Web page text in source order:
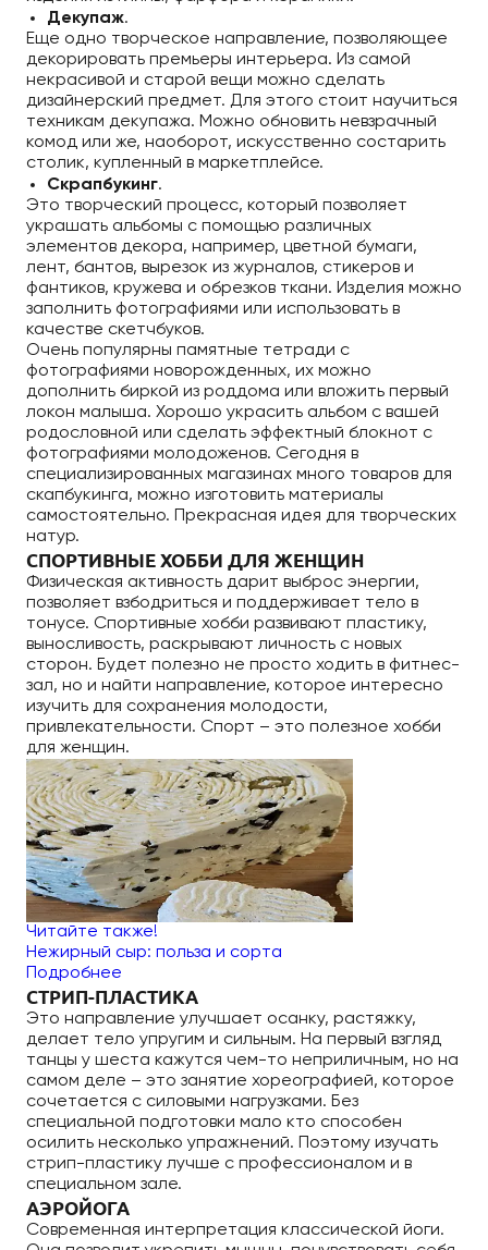
Декупаж.
Еще одно творческое направление, позволяющее
декорировать премьеры интерьера. Из самой
некрасивой и старой вещи можно сделать
дизайнерский предмет. Для этого стоит научиться
техникам декупажа. Можно обновить невзрачный
комод или же, наоборот, искусственно состарить
столик, купленный в маркетплейсе.
Скрапбукинг.
Это творческий процесс, который позволяет
украшать альбомы с помощью различных
элементов декора, например, цветной бумаги,
лент, бантов, вырезок из журналов, стикеров и
фантиков, кружева и обрезков ткани. Изделия можно
заполнить фотографиями или использовать в
качестве скетчбуков.
Очень популярны памятные тетради с
фотографиями новорожденных, их можно
дополнить биркой из роддома или вложить первый
локон малыша. Хорошо украсить альбом с вашей
родословной или сделать эффектный блокнот с
фотографиями молодоженов. Сегодня в
специализированных магазинах много товаров для
скапбукинга, можно изготовить материалы
самостоятельно. Прекрасная идея для творческих
натур.
СПОРТИВНЫЕ ХОББИ ДЛЯ ЖЕНЩИН
Физическая активность дарит выброс энергии,
позволяет взбодриться и поддерживает тело в
тонусе. Спортивные хобби развивают пластику,
выносливость, раскрывают личность с новых
сторон. Будет полезно не просто ходить в фитнес-
зал, но и найти направление, которое интересно
изучить для сохранения молодости,
привлекательности. Спорт – это полезное хобби
для женщин.
Читайте также!
Нежирный сыр: польза и сорта
Подробнее
СТРИП-ПЛАСТИКА
Это направление улучшает осанку, растяжку,
делает тело упругим и сильным. На первый взгляд
танцы у шеста кажутся чем-то неприличным, но на
самом деле – это занятие хореографией, которое
сочетается с силовыми нагрузками. Без
специальной подготовки мало кто способен
осилить несколько упражнений. Поэтому изучать
стрип-пластику лучше с профессионалом и в
специальном зале.
АЭРОЙОГА
Современная интерпретация классической йоги.